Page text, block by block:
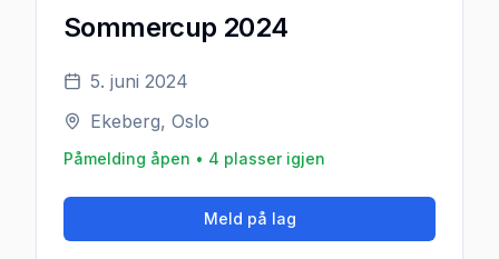
Sommercup 2024
5. juni 2024
Ekeberg, Oslo
Påmelding åpen • 4 plasser igjen
Meld på lag